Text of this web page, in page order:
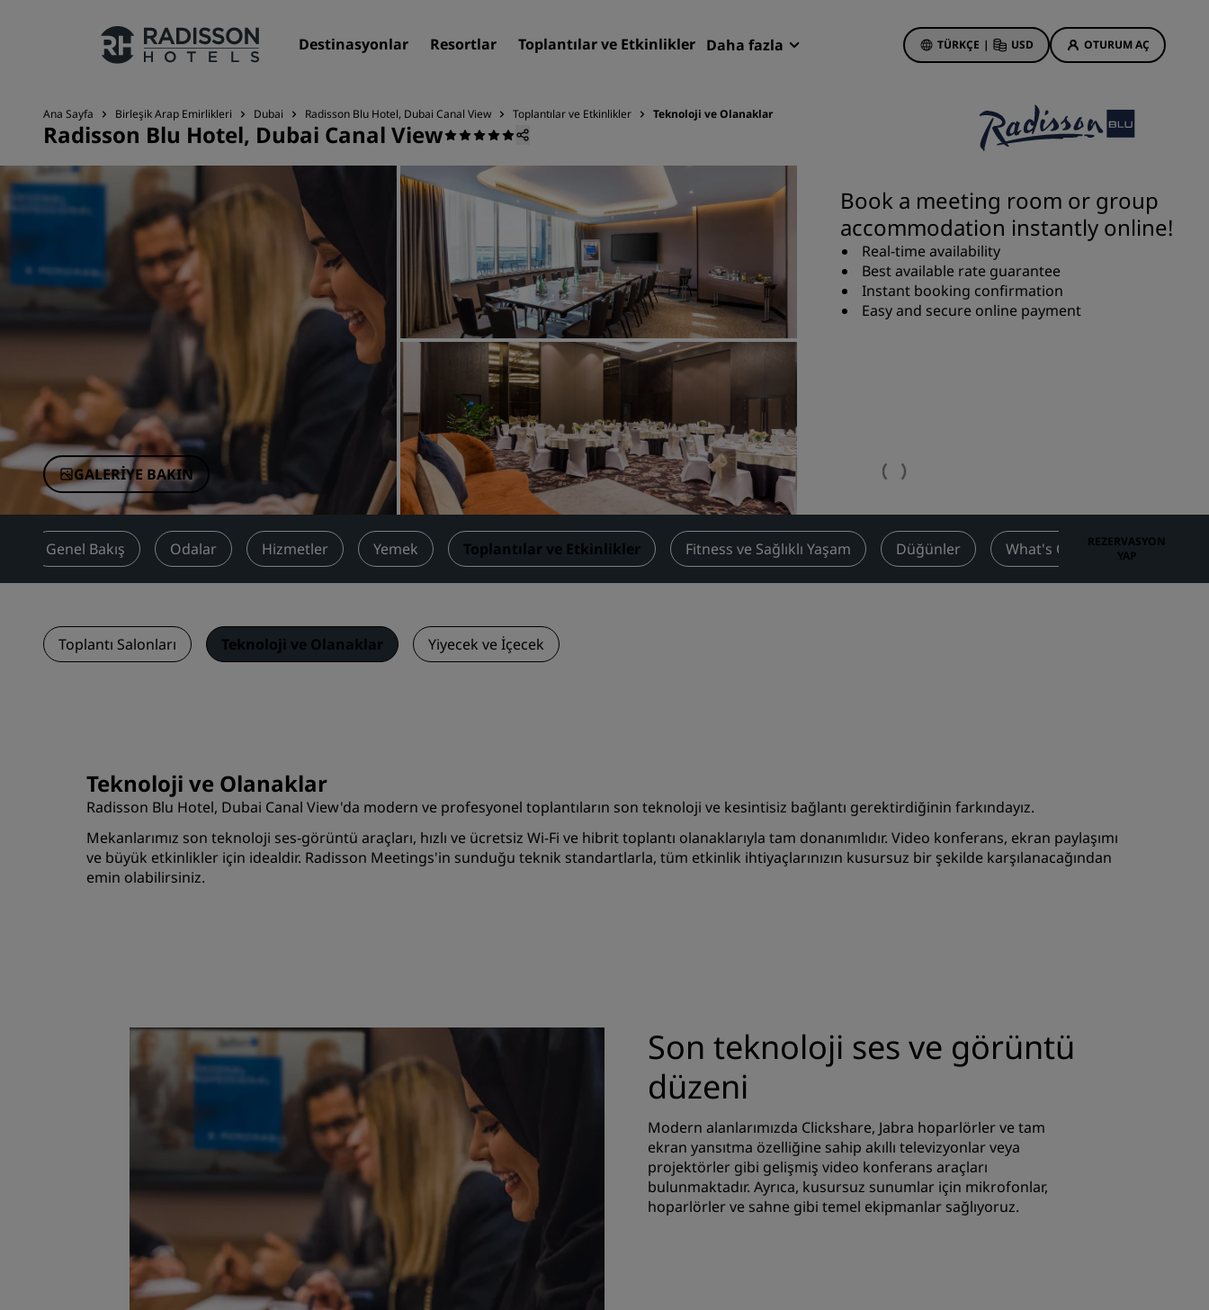
Destinasyonlar Resortlar Toplantılar ve Etkinlikler Daha fazla
Radisson Rewards
TÜRKÇE | USD OTURUM AÇ
Markalarımız
Radisson Hotels Markaları
Çin'deki Bağlı Markalar
Destinasyonlar
Resortlar
Hizmet verilen daireler
Havaalanı otelleri
Yeni & yakında kullanıma
sunulacak oteller
Toplantılar ve Etkinlikler
Radisson Meetings'i Keşfedin
Toplantı odası rezerve edin
Fiyat Teklifi İsteyin
Etkinlik Destinasyonları
Sektör Çözümleri
Uçuş ara
Uçuş ara
Otel Fırsatları
İlk seferin büyüsü
Deals of the Day
Erken rezervasyon
Paketlerimize göz atın
İş amaçlı seyahat eden
Şehir merkezi otelleri
Blogumuzu ziyaret edin
Ana Sayfa Birleşik Arap Emirlikleri Dubai Radisson Blu Hotel, Dubai Canal View Toplantılar ve Etkinlikler Teknoloji ve Olanaklar
Radisson Blu Hotel, Dubai Canal View
GALERIYE BAKIN
Book a meeting room or group
accommodation instantly online!
Real-time availability
Best available rate guarantee
Instant booking confirmation
Easy and secure online payment
Genel Bakış Odalar Hizmetler Yemek Toplantılar ve Etkinlikler Fitness ve Sağlıklı Yaşam Düğünler What's On Fırsatlar
REZERVASYON
YAP
Toplantı Salonları Teknoloji ve Olanaklar Yiyecek ve İçecek
Teknoloji ve Olanaklar
Radisson Blu Hotel, Dubai Canal View'da modern ve profesyonel toplantıların son teknoloji ve kesintisiz bağlantı gerektirdiğinin farkındayız.
Mekanlarımız son teknoloji ses-görüntü araçları, hızlı ve ücretsiz Wi-Fi ve hibrit toplantı olanaklarıyla tam donanımlıdır. Video konferans, ekran paylaşımı
ve büyük etkinlikler için idealdir. Radisson Meetings'in sunduğu teknik standartlarla, tüm etkinlik ihtiyaçlarınızın kusursuz bir şekilde karşılanacağından
emin olabilirsiniz.
Son teknoloji ses ve görüntü
düzeni
Modern alanlarımızda Clickshare, Jabra hoparlörler ve tam
ekran yansıtma özelliğine sahip akıllı televizyonlar veya
projektörler gibi gelişmiş video konferans araçları
bulunmaktadır. Ayrıca, kusursuz sunumlar için mikrofonlar,
hoparlörler ve sahne gibi temel ekipmanlar sağlıyoruz.